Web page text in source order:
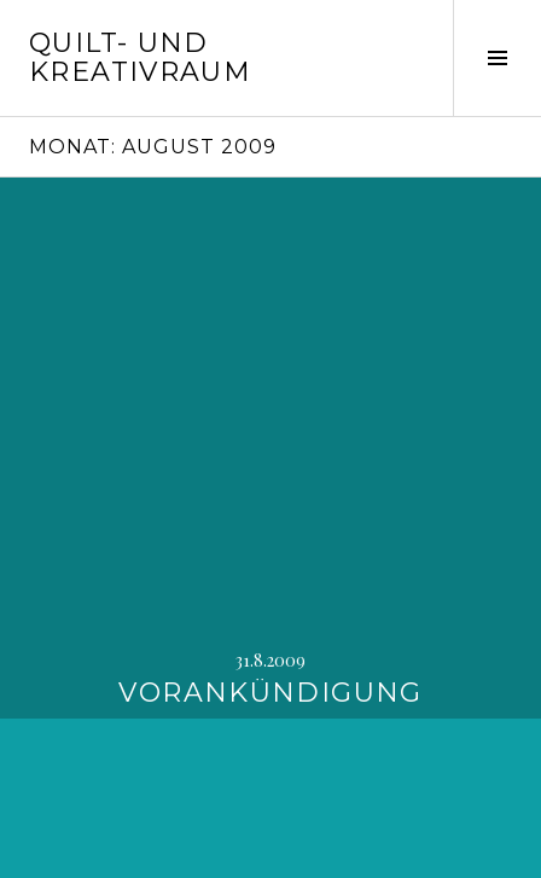
zum
Inhalt
QUILT- UND
KREATIVRAUM
MONAT: AUGUST 2009
31.8.2009
VORANKÜNDIGUNG